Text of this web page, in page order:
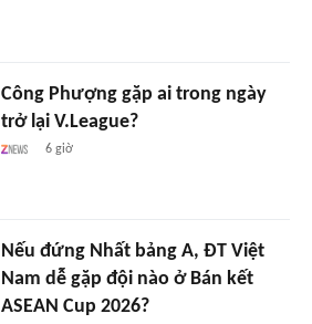
Công Phượng gặp ai trong ngày
trở lại V.League?
6 giờ
Nếu đứng Nhất bảng A, ĐT Việt
Nam dễ gặp đội nào ở Bán kết
ASEAN Cup 2026?